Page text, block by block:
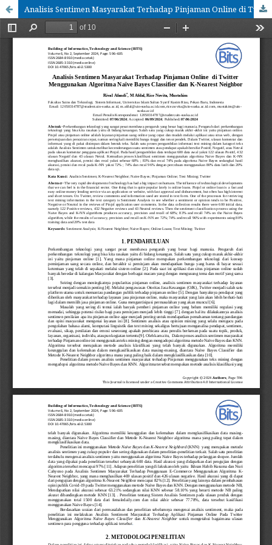
Analisis Sentimen Masyarakat Terhadap Pinjaman Online di Twitter Menggunakan Algoritma Naïve Bayes Classifier dan K-Nearest Neighbor